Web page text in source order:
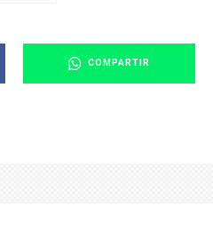
COMPARTIR